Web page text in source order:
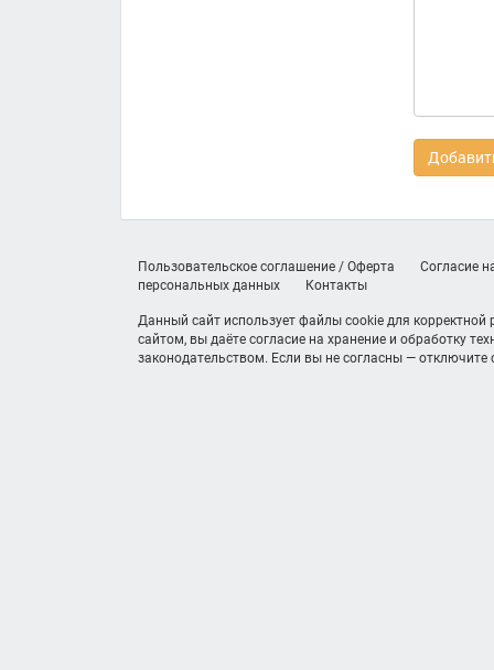
Пользовательское соглашение / Оферта
Согласие
персональных данных
Контакты
Данный сайт использует файлы cookie для
сайтом, вы даёте согласие на хранение и обработку
законодательством. Если вы не согласны — отключите